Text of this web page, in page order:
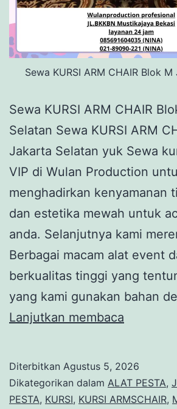
Sewa KURSI ARM CHAIR Blok
Sewa KURSI ARM CHAIR
Selatan Sewa KURSI ARM
Jakarta Selatan yuk Sewa
VIP di Wulan Production
menghadirkan kenyamanan
dan estetika mewah untuk
anda. Selanjutnya kami
Berbagai macam alat event
berkualitas tinggi yang
yang kami gunakan bahan
Lanjutkan membaca
CHAIR
Blok
Diterbitkan Agustus 5, 2026
Dikategorikan dalam ALAT PESTA,
PESTA, KURSI, KURSI ARMSCHAIR,